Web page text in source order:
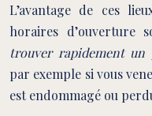
L’avantage de ces
horaires d’ouverture
trouver rapidement un
par exemple si vous
est endommagé ou